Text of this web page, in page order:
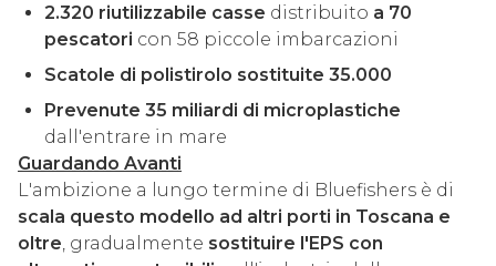
2.320 riutilizzabile casse distribuito a 70
pescatori con 58 piccole imbarcazioni
Scatole di polistirolo sostituite 35.000
Prevenute 35 miliardi di microplastiche
dall'entrare in mare
Guardando Avanti
L'ambizione a lungo termine di Bluefishers è di
scala questo modello ad altri porti in Toscana e
oltre , gradualmente sostituire l'EPS con